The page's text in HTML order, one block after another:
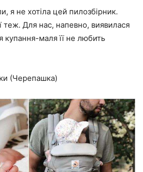
я не хотіла цей пилозбірник.
теж. Для нас, напевно, виявилася
маля її не любить
(Черепашка)